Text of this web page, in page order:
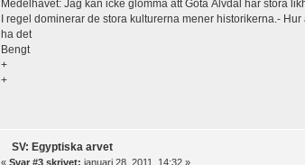
Medelhavet: Jag kan icke glömma att Göta Älvdal har stora
I regel dominerar de stora kulturerna mener historikerna.-
ha det
Bengt
+
+
SV: Egyptiska arvet
« Svar #3 skrivet: januari 28, 2011, 14:32 »